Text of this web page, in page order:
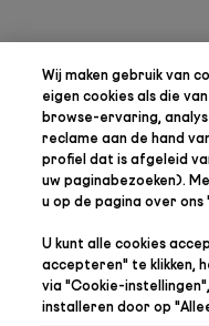
Wij maken gebruik van
eigen cookies als die
browse-ervaring,
reclame aan de hand
profiel dat is afgeleid
uw paginabezoeken).
u op de pagina over ons
U kunt alle cookies
accepteren" te klikken,
via "Cookie-instellingen
installeren door op "